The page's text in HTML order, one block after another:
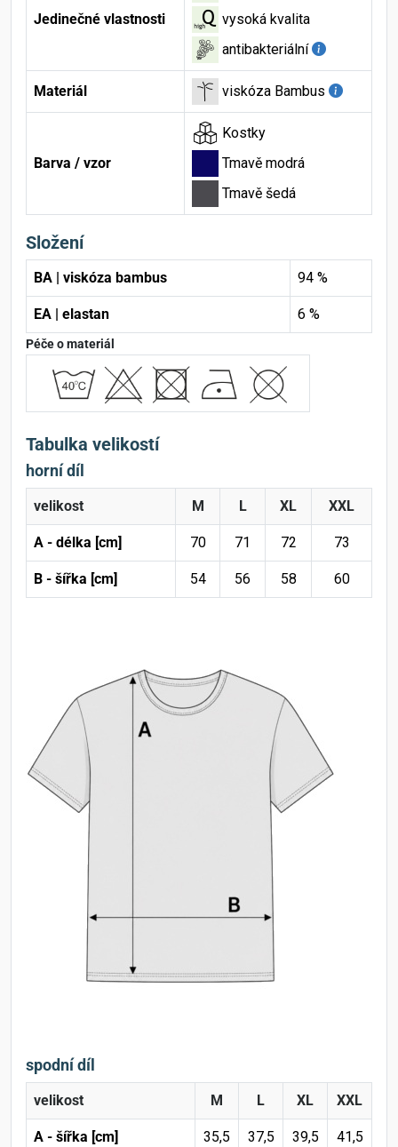
Jedinečné vlastnosti
vysoká kvalita
antibakteriální
Materiál viskóza Bambus
Barva / vzor
Kostky
Tmavě modrá
Tmavě šedá
Složení
BA | viskóza bambus 94 %
EA | elastan 6 %
Péče o materiál
Tabulka velikostí
horní díl
velikost M L XL XXL
A - délka [cm] 70 71 72 73
B - šířka [cm] 54 56 58 60
spodní díl
velikost M L XL XXL
A - šířka [cm] 35,5 37,5 39,5 41,5